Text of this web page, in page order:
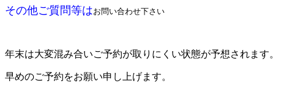
その他ご質問等はお問い合わせ下さい
年末は大変混み合いご予約が取りにくい状態が予想されます。
早めのご予約をお願い申し上げます。